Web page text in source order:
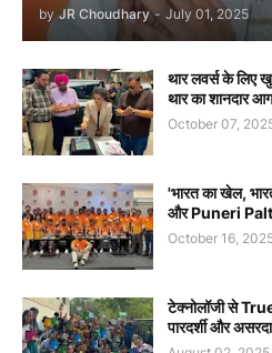
by JR Choudhary - July 01, 2025
थार लवर्स के लिए
थार का शानदार
October 07,
'भारत का खेल,
और Puneri
October 16,
टेक्नोलॉजी से
पारदर्शी और